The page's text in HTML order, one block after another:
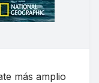
más amplio